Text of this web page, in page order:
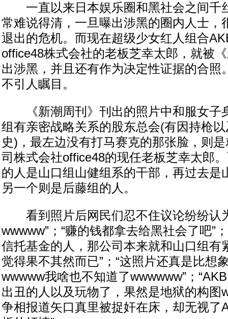
一直以来日本娱乐圈和黑社会之间千
常难说得清，一旦曝出涉黑的圈内人士，
退出的危机。而现在超级少女红人组合
office48株式会社的老板芝幸太郎，就被
出涉黑，并且还有作为决定性证据的合照
不引人瞩目。
《新潮周刊》刊出的照片中和服女子
组有亲密战略关系的股东总会(有因持枪
史)，最左边没有打马赛克的那张脸，则
司株式会社office48的现任老板芝幸太郎
的人是山口组山健组系的干部，再过去是
另一个则是后藤组的人。
看到照片后网民们忍不住议论纷纷认
wwwww”；“赚的钱都拿去给黑社会了吧”
信托基金的人，那公司本来就和山口组有
觉得果不其然而已”；“这照片还真是比想
wwwww我啥也不知道了wwwwww”；
出丑的人以及玩物了，果然是地狱的构图
争相报道矢口真里被捉奸在床，却无视了